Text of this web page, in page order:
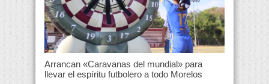
Arrancan «Caravanas del mundial» para
llevar el espíritu futbolero a todo Morelos